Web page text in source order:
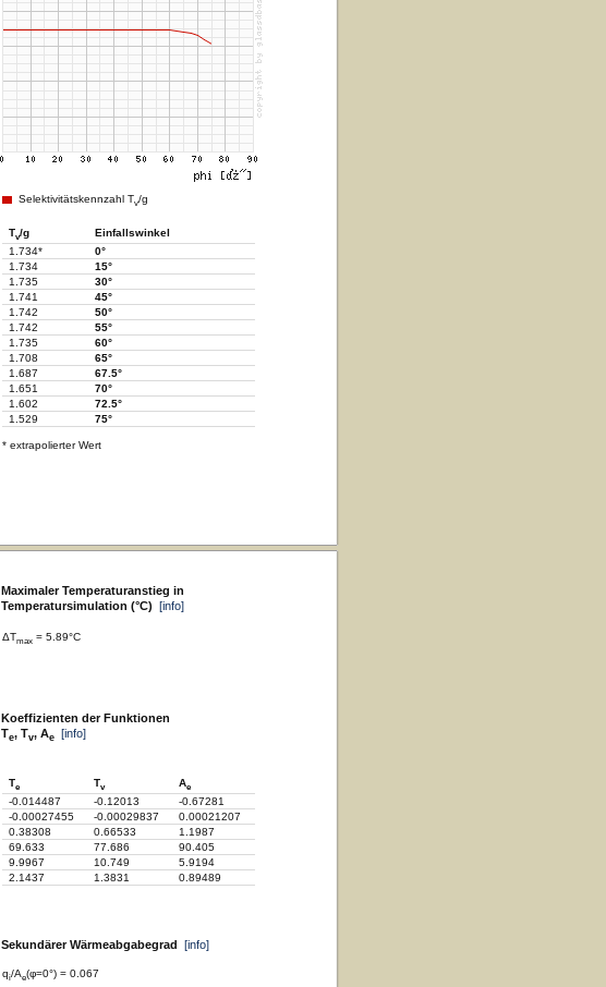
Selektivitätskennzahl Tv/g
Tv/g
Einfallswinkel
1.734*
0°
1.734
15°
1.735
30°
1.741
45°
1.742
50°
1.742
55°
1.735
60°
1.708
65°
1.687
67.5°
1.651
70°
1.602
72.5°
1.529
75°
* extrapolierter Wert
Maximaler Temperaturanstieg in
Temperatursimulation (°C) [info]
ΔTmax = 5.89°C
Koeffizienten der Funktionen
Te, Tv, Ae [info]
Te Tv Ae
-0.014487 -0.12013
-0.67281
-0.00027455
-0.00029837
0.00021207
0.38308
0.66533
1.1987
69.633
77.686
90.405
9.9967
10.749
5.9194
2.1437
1.3831 0.89489
Sekundärer Wärmeabgabegrad [info]
qi/Ae(φ=0°) = 0.067